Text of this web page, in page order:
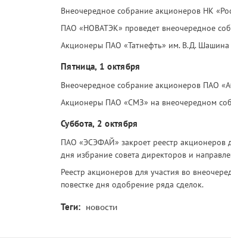
Внеочередное собрание акционеров НК
ПАО «НОВАТЭК» проведет внеочередное
Акционеры ПАО «Татнефть» им. В.Д.
Пятница, 1 октября
Внеочередное собрание акционеров ПАО
Акционеры ПАО «СМЗ» на внеочередном
Суббота, 2 октября
ПАО «ЭСЭФАЙ» закроет реестр акционеров
дня избрание совета директоров и
Реестр акционеров для участия во
повестке дня одобрение ряда сделок.
Теги: новости